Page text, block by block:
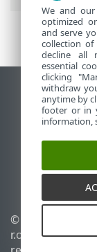
Ver sitio
End of Life
Base de
ESET Status
Soporte
© 1992 - 2026
r.o. - Todos los
We and
optimized
and serve
collection of
decline all
essential
clicking
withdraw
anytime by
footer or in
information,